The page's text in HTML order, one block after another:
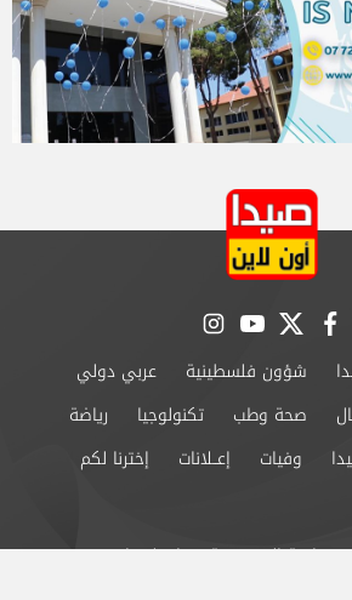
facebook
twitter
youtube
instagram
شؤون فلسطينية
عربي دولي
صحة وطب تكنولوجيا
رياضة
وفيات إعــلانات
إخترنا لكم
سياسة الخصوصية اتصل بنا